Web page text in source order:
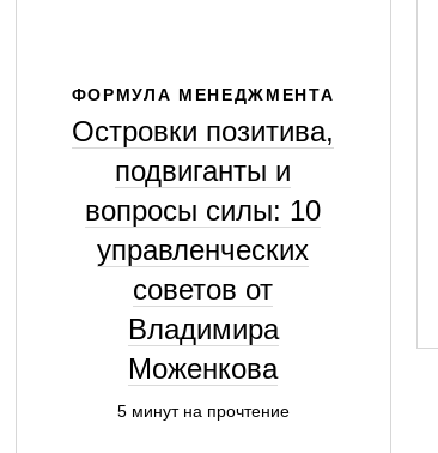
ФОРМУЛА МЕНЕДЖМЕНТА
Островки позитива,
подвиганты и
вопросы силы: 10
управленческих
советов от
Владимира
Моженкова
5 минут на прочтение